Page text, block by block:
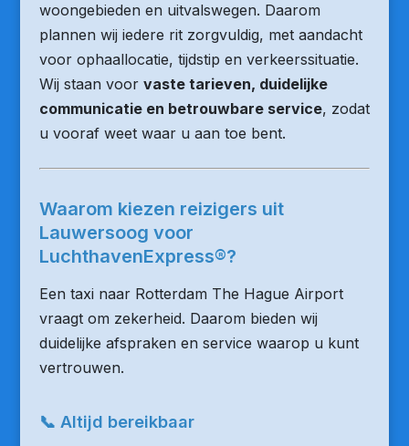
woongebieden en uitvalswegen. Daarom
plannen wij iedere rit zorgvuldig, met aandacht
voor ophaallocatie, tijdstip en verkeerssituatie.
Wij staan voor vaste tarieven, duidelijke
communicatie en betrouwbare service, zodat
u vooraf weet waar u aan toe bent.
Waarom kiezen reizigers uit
Lauwersoog voor
LuchthavenExpress®?
Een taxi naar Rotterdam The Hague Airport
vraagt om zekerheid. Daarom bieden wij
duidelijke afspraken en service waarop u kunt
vertrouwen.
📞 Altijd bereikbaar